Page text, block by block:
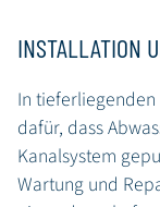
INSTALLATION
In
dafür, dass
Kanalsystem
Wartung und